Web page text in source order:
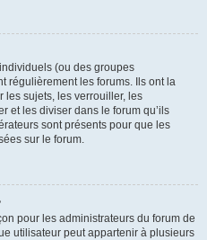
(ou des groupes
régulièrement les forums. Ils ont la
les sujets, les verrouiller, les
et les diviser dans le forum qu’ils
sont présents pour que les
sur le forum.
pour les administrateurs du forum de
utilisateur peut appartenir à plusieurs